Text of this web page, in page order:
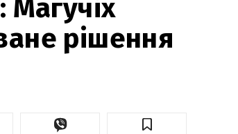
Магучіх
рішення